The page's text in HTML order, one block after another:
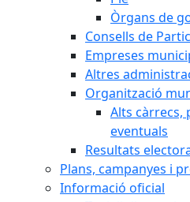
Òrgans de
Consells de
Empreses
Altres
Organització
Alts càrrecs,
eventuals
Resultats
Plans, campanyes i
Informació oficial